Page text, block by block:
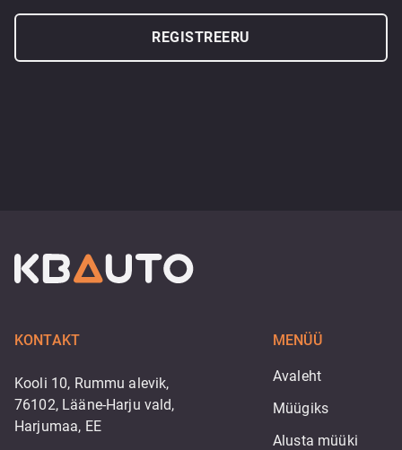
REGISTREERU
KONTAKT
Kooli 10, Rummu alevik,
76102, Lääne-Harju vald,
Harjumaa, EE
MENÜÜ
Avaleht
Müügiks
Alusta müüki